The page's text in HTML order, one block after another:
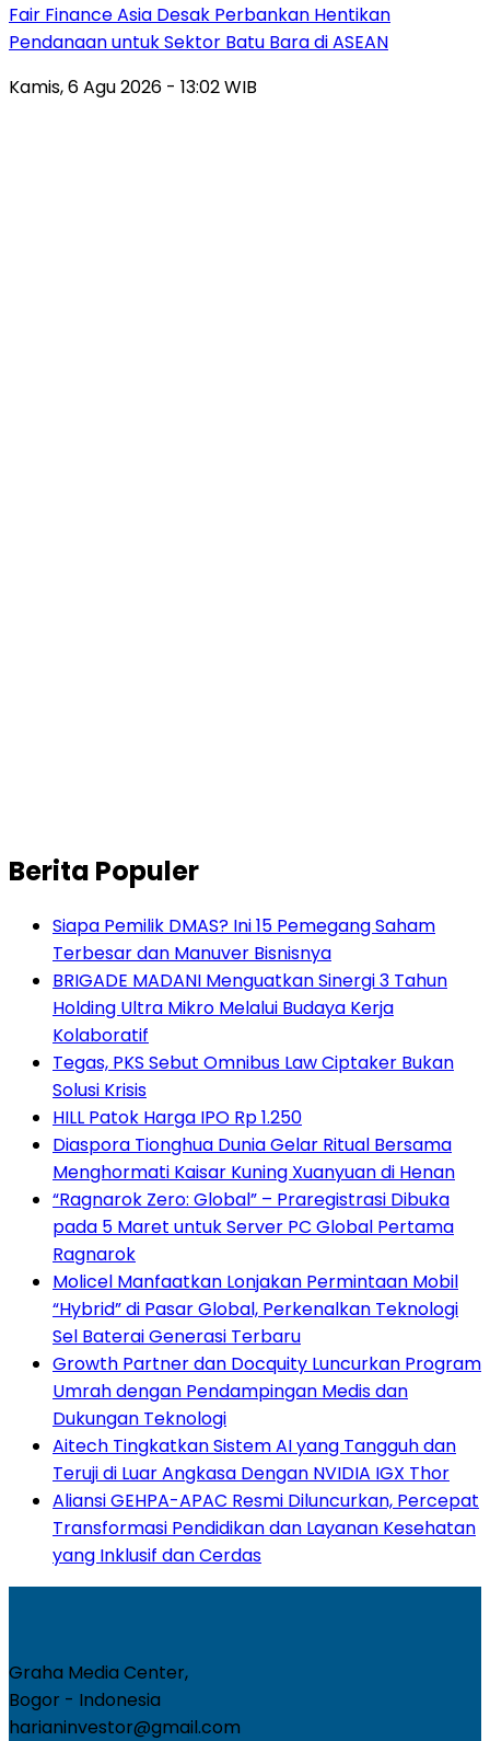
Fair Finance Asia Desak Perbankan Hentikan
Pendanaan untuk Sektor Batu Bara di ASEAN
Kamis, 6 Agu 2026 - 13:02 WIB
Berita Populer
Siapa Pemilik DMAS? Ini 15 Pemegang Saham
Terbesar dan Manuver Bisnisnya
BRIGADE MADANI Menguatkan Sinergi 3 Tahun
Holding Ultra Mikro Melalui Budaya Kerja
Kolaboratif
Tegas, PKS Sebut Omnibus Law Ciptaker Bukan
Solusi Krisis
HILL Patok Harga IPO Rp 1.250
Diaspora Tionghua Dunia Gelar Ritual Bersama
Menghormati Kaisar Kuning Xuanyuan di Henan
“Ragnarok Zero: Global” – Praregistrasi Dibuka
pada 5 Maret untuk Server PC Global Pertama
Ragnarok
Molicel Manfaatkan Lonjakan Permintaan Mobil
“Hybrid” di Pasar Global, Perkenalkan Teknologi
Sel Baterai Generasi Terbaru
Growth Partner dan Docquity Luncurkan Program
Umrah dengan Pendampingan Medis dan
Dukungan Teknologi
Aitech Tingkatkan Sistem AI yang Tangguh dan
Teruji di Luar Angkasa Dengan NVIDIA IGX Thor
Aliansi GEHPA-APAC Resmi Diluncurkan, Percepat
Transformasi Pendidikan dan Layanan Kesehatan
yang Inklusif dan Cerdas
Graha Media Center,
Bogor - Indonesia
harianinvestor@gmail.com